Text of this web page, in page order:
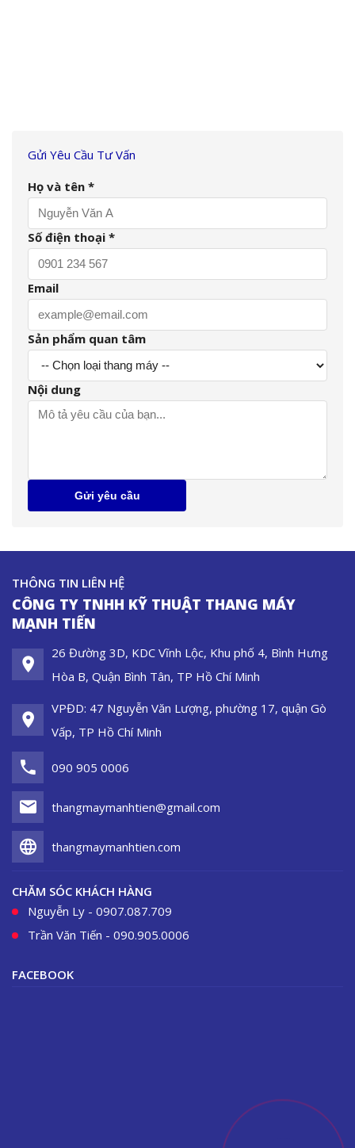
Gửi Yêu Cầu Tư Vấn
Họ và tên *
Số điện thoại *
Email
Sản phẩm quan tâm
Nội dung
Gửi yêu cầu
THÔNG TIN LIÊN HỆ
CÔNG TY TNHH KỸ THUẬT THANG MÁY
MẠNH TIẾN
26 Đường 3D, KDC Vĩnh Lộc, Khu phố 4, Bình Hưng
Hòa B, Quận Bình Tân, TP Hồ Chí Minh
VPĐD: 47 Nguyễn Văn Lượng, phường 17, quận Gò
Vấp, TP Hồ Chí Minh
090 905 0006
thangmaymanhtien@gmail.com
thangmaymanhtien.com
CHĂM SÓC KHÁCH HÀNG
Nguyễn Ly - 0907.087.709
Trần Văn Tiến - 090.905.0006
FACEBOOK